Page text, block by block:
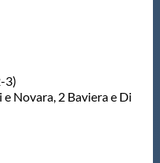
3)
Novara, 2 Baviera e Di